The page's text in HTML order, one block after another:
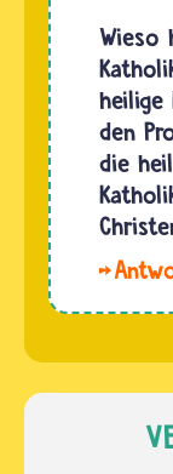
Auch
Fisch
ein
altes…
oder
werden
willst
und
bisher
keiner
hast,…
Wieso
heilige
den
die
gilt für